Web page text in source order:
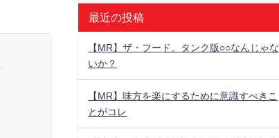
最近の投稿
【MR】ザ・フード、タンク版○○なんじゃな
いか？
【MR】味方を楽にするために意識すべきこ
とがコレ